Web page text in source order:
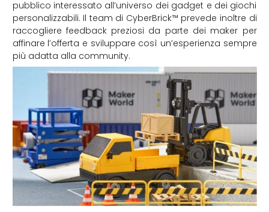
pubblico interessato all’universo dei gadget e dei giochi
personalizzabili. Il team di CyberBrick™ prevede inoltre di
raccogliere feedback preziosi da parte dei maker per
affinare l’offerta e sviluppare così un’esperienza sempre
più adatta alla community.